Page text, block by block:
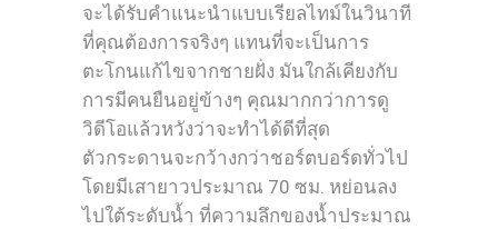
จะได้รับคำแนะนำแบบเรียลไทม์ในวินาที
ที่คุณต้องการจริงๆ แทนที่จะเป็นการ
ตะโกนแก้ไขจากชายฝั่ง มันใกล้เคียงกับ
การมีคนยืนอยู่ข้างๆ คุณมากกว่าการดู
วิดีโอแล้วหวังว่าจะทำได้ดีที่สุด
ตัวกระดานจะกว้างกว่าชอร์ตบอร์ดทั่วไป
โดยมีเสายาวประมาณ 70 ซม. หย่อนลง
ไปใต้ระดับน้ำ ที่ความลึกของน้ำประมาณ